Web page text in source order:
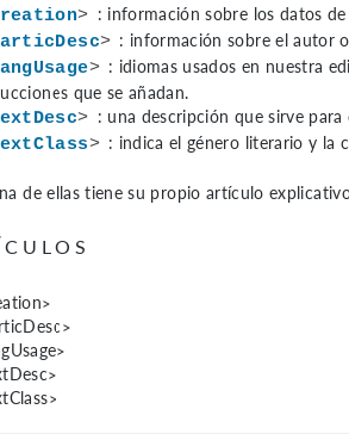
> : información sobre los datos
> : información sobre el autor
> : idiomas usados en nuestra
que se añadan.
> : una descripción que sirve
> : indica el género literario y la
de ellas tiene su propio artículo